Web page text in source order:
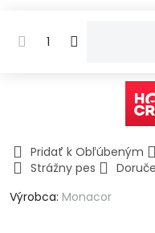
Pridať k Obľúbeným
Strážny pes
Výrobca: Monacor